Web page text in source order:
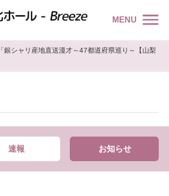
MENU
「銀シャリ産地直送漫才～47都道府県巡り～【山梨
速報 お知らせ